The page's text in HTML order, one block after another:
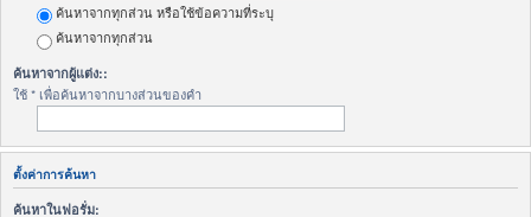
ค้นหาจากทุกส่วน หรือใช้ข้อความที่ระบุ
ค้นหาจากทุกส่วน
ค้นหาจากผู้แต่ง::
ใช้ * เพื่อค้นหาจากบางส่วนของคำ
ตั้งค่าการค้นหา
ค้นหาในฟอรั่ม: